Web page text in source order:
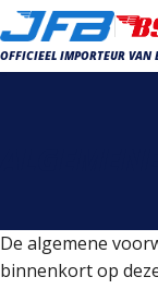
OFFICIEEL IMPORTEUR VAN
NIEUWS
OVER ONS
De algemene
binnenkort op